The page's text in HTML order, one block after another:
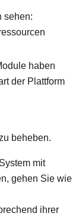
sehen:
haben
der Plattform
beheben.
mit
gehen Sie wie
ihrer